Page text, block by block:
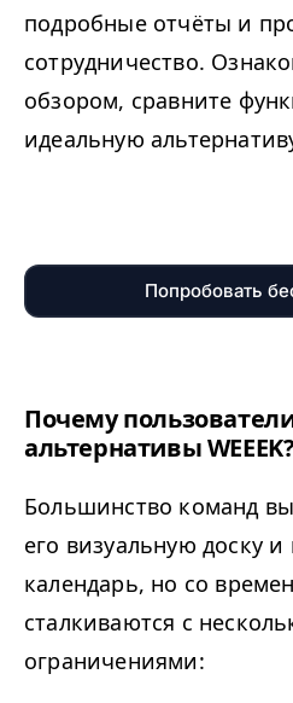
подробные отчёты и
сотрудничество.
обзором, сравните
идеальную
Попробовать
Почему
альтернативыWEEEK?
Большинство команд
его визуальную доску
календарь, но со
сталкиваются с
ограничениями: